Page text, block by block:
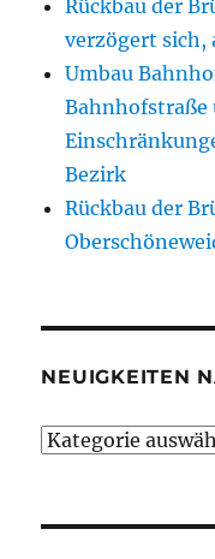
Rückbau der
verzögert sich,
Umbau
Bahnhofstraße
Bezirk
Rückbau der
NEUIGKEITEN
Neuigkeiten